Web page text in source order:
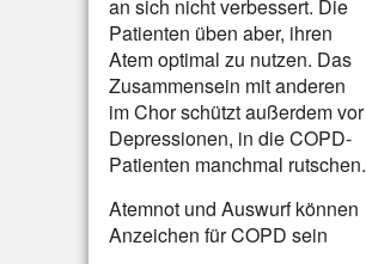
an sich nicht verbessert. Die
Patienten üben aber, ihren
Atem optimal zu nutzen. Das
Zusammensein mit anderen
im Chor schützt außerdem vor
Depressionen, in die COPD-
Patienten manchmal rutschen.
Atemnot und Auswurf können
Anzeichen für COPD sein